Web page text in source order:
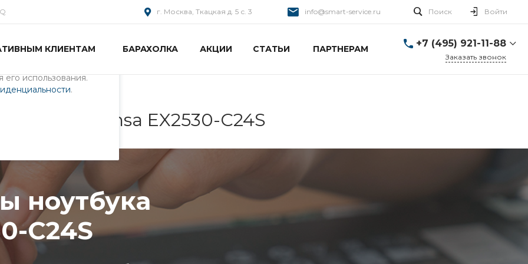
и
использования.
.
г. Москва, Ткацкая д. 5 с. 3 info@smart-service.ru Поиск Войти
КЛИЕНТАМ БАРАХОЛКА АКЦИИ СТАТЬИ ПАРТНЕРАМ
+7 (495) 921-11-88
Заказать звонок
Acer Extensa EX2530-C24S
ноутбука
C24S